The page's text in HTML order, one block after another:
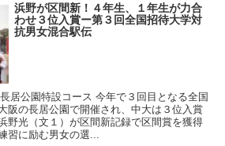
浜野が区間新！４年生、１年生が力合
わせ３位入賞ー第３回全国招待大学対
抗男女混合駅伝
居公園特設コース 今年で３回目となる全国
阪の長居公園で開催され、中大は３位入賞
野光（文１）が区間新記録で区間賞を獲得
習に励む男女の選...